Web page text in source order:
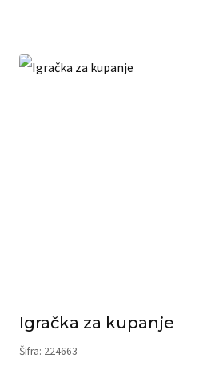
Igračka za kupanje
Šifra: 224663